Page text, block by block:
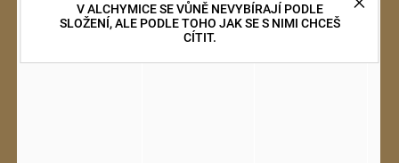
V ALCHYMICE SE VŮNĚ NEVYBÍRAJÍ PODLE
SLOŽENÍ, ALE PODLE TOHO JAK SE S NIMI CHCEŠ
CÍTIT.